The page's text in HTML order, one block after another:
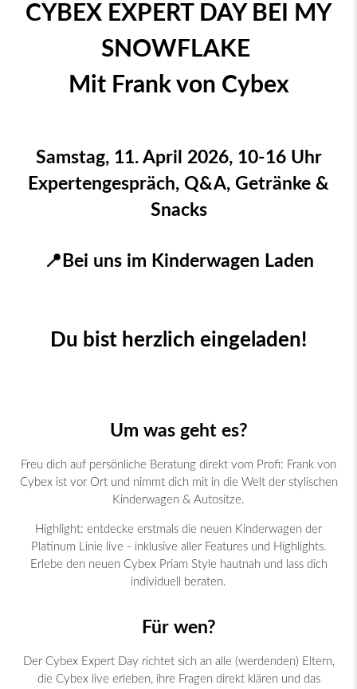
CYBEX EXPERT DAY BEI
MY
SNOWFLAKE
Mit Frank von Cybex
Samstag, 11. April 2026, 10-16 Uhr
Expertengespräch, Q&A, Getränke &
Snacks
📍 Bei uns im Kinderwagen Laden
Du bist herzlich eingeladen!
Um was geht es?
Freu dich auf persönliche Beratung direkt vom Profi: Frank von
Cybex ist vor Ort und nimmt dich mit in die Welt der stylischen
Kinderwagen & Autositze.
Highlight: entdecke erstmals die neuen Kinderwagen der
Platinum Linie live - inklusive aller Features und Highlights.
Erlebe den neuen Cybex Priam Style hautnah und lass dich
individuell beraten.
Für wen?
Der Cybex Expert Day richtet sich an alle (werdenden) Eltern,
die Cybexlive erleben, ihre Fragen direkt klären und das